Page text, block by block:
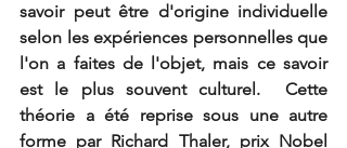
savoir peut être d'origine individuelle
selon les expériences personnelles que
l'on a faites de l'objet, mais ce savoir
est le plus souvent culturel.  Cette
théorie a été reprise sous une autre
forme par Richard Thaler, prix Nobel